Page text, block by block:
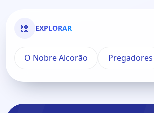
EXPLORAR
O Nobre Alcorão Pregadores